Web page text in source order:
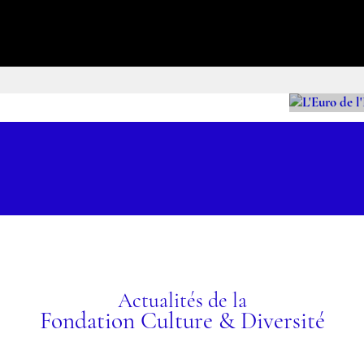
Actualités de la
Fondation Culture & Diversité